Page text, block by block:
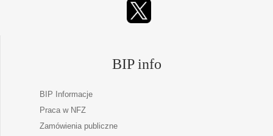
BIP info
BIP Informacje
Praca w NFZ
Zamówienia publiczne